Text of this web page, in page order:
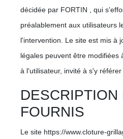
décidée par FORTIN , qui
préalablement aux utilisateurs
l'intervention. Le site est mis à
légales peuvent être modifiées
à l'utilisateur, invité à s'y référer
FOURNIS
Le site https://www.cloture-